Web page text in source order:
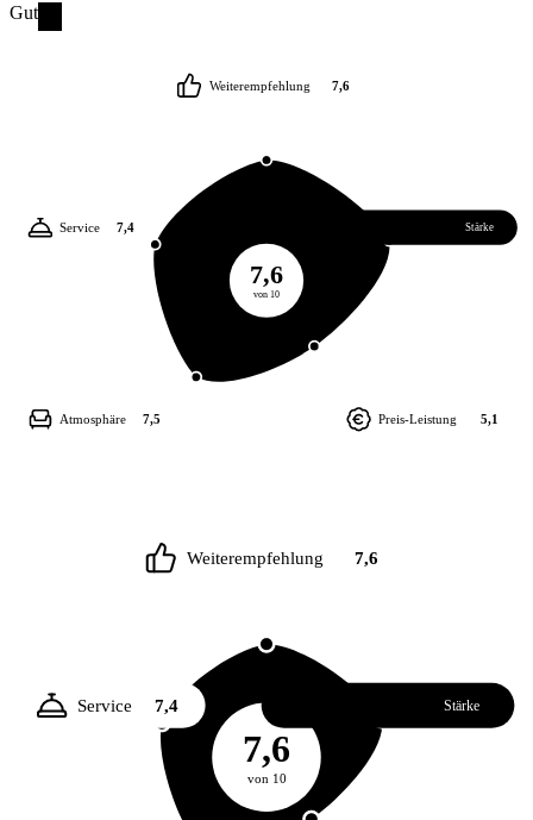
Gut
7,6
von 10
Weiterempfehlung 7,6
Stärke
Preis-Leistung 5,1
Atmosphäre 7,5
Service 7,4
7,6
von 10
Weiterempfehlung 7,6
Stärke
Service 7,4